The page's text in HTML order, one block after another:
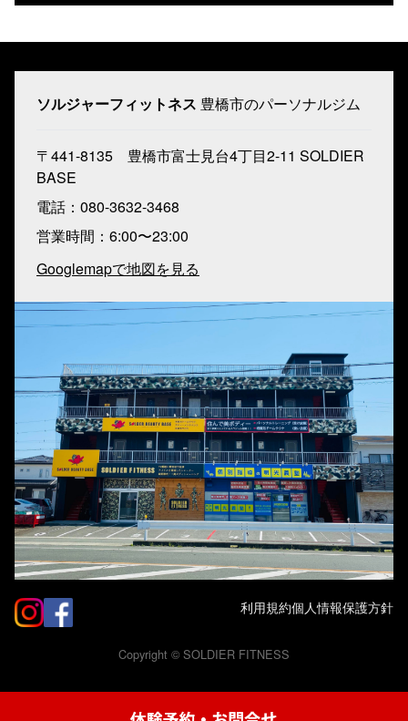
ソルジャーフィットネス 豊橋市のパーソナルジム
〒441-8135 豊橋市富士見台4丁目2-11 SOLDIER
BASE
電話：080-3632-3468
営業時間：6:00〜23:00
Googlemapで地図を見る
利用規約個人情報保護方針
Copyright © SOLDIER FITNESS